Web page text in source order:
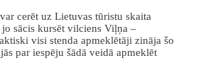
cerēt uz Lietuvas tūristu skaita
sācis kursēt vilciens Viļņa –
visi stenda apmeklētāji zināja šo
par iespēju šādā veidā apmeklēt